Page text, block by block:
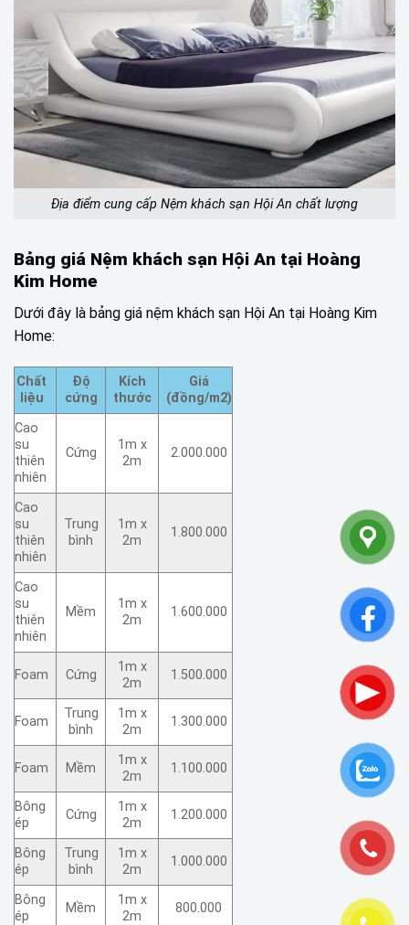
Địa điểm cung cấp Nệm khách sạn Hội An chất lượng
Bảng giá Nệm khách sạn Hội An tại Hoàng
Kim Home
Dưới đây là bảng giá nệm khách sạn Hội An tại Hoàng Kim
Home:
Chất
liệu
Độ
cứng
Kích
thước
Giá
(đồng/m2)
Cao
su
thiên
nhiên
Cứng
1m x
2m
2.000.000
Cao
su
thiên
nhiên
Trung
bình
1m x
2m
1.800.000
Cao
su
thiên
nhiên
Mềm
1m x
2m
1.600.000
Foam Cứng
1m x
2m
1.500.000
Foam
Trung
bình
1m x
2m
1.300.000
Foam Mềm
1m x
2m
1.100.000
Bông
ép
Cứng
1m x
2m
1.200.000
Bông
ép
Trung
bình
1m x
2m
1.000.000
Bông
ép
Mềm
1m x
2m
800.000